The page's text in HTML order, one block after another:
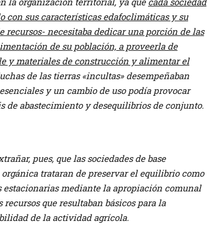
con sus características edafoclimáticas y su
recursos- necesitaba dedicar una porción de las
de su población, a proveerla de
y materiales de construcción y alimentar el
de las tierras «incultas» desempeñaban
y un cambio de uso podía provocar
de abastecimiento y desequilibrios de conjunto.
pues, que las sociedades de base
trataran de preservar el equilibrio como
estacionarias mediante la apropiación comunal
recursos que resultaban básicos para la
de la actividad agrícola.